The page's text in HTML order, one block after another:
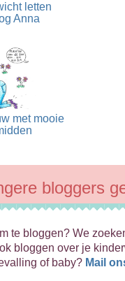
letten
Anna
met mooie
bloggers
te bloggen? We
bloggen over je
of baby? Mail